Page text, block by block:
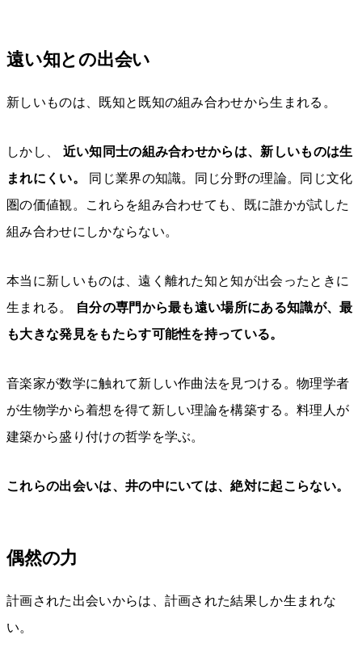
遠い知との出会い
新しいものは、既知と既知の組み合わせから生まれる。
しかし、 近い知同士の組み合わせからは、新しいものは生
まれにくい。
同じ業界の知識。同じ分野の理論。同じ文化
圏の価値観。これらを組み合わせても、既に誰かが試した
組み合わせにしかならない。
本当に新しいものは、遠く離れた知と知が出会ったときに
生まれる。
自分の専門から最も遠い場所にある知識が、最
も大きな発見をもたらす可能性を持っている。
音楽家が数学に触れて新しい作曲法を見つける。物理学者
が生物学から着想を得て新しい理論を構築する。料理人が
建築から盛り付けの哲学を学ぶ。
これらの出会いは、井の中にいては、絶対に起こらない。
偶然の力
計画された出会いからは、計画された結果しか生まれな
い。